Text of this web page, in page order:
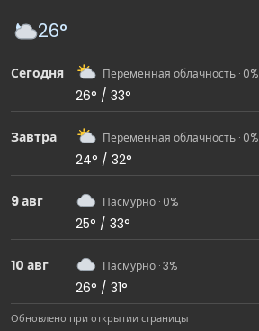
26°
Сегодня Переменная облачность · 0%
26° / 33°
Завтра Переменная облачность · 0%
24° / 32°
9 авг Пасмурно · 0%
25° / 33°
10 авг Пасмурно · 3%
26° / 31°
Обновлено при открытии страницы